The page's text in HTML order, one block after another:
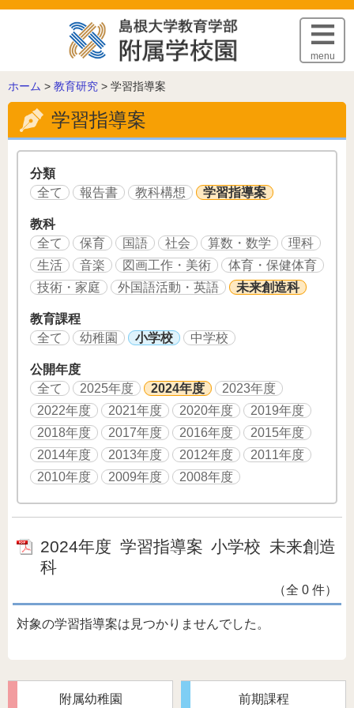
このページの本文へ
menu
こ
の
ー
ジ
ホーム > 教育研究 > 学習指導案
学習指導案
分類
全て
報告書 教科構想 学習指導案
教科
全て
保育 国語 社会 算数・数学
理科
生活
音楽 図画工作・美術
体育・保健体育
技術・家庭
外国語活動・英語 未来創造科
教育課程
全て
幼稚園 小学校 中学校
公開年度
全て
2025年度 2024年度
2023年度
2022年度
2021年度 2020年度
2019年度
2018年度
2017年度 2016年度
2015年度
2014年度
2013年度 2012年度
2011年度
2010年度
2009年度 2008年度
2024年度 学習指導案 小学校 未来創造
科
（全 0 件）
対象の学習指導案は見つかりませんでした。
附属幼稚園 前期課程